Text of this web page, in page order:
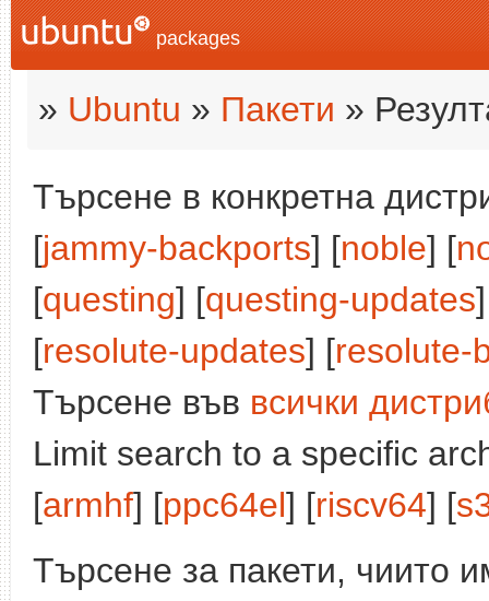
packages
» Ubuntu » Пакети »
Търсене в конкретна
[jammy-backports] [noble] [
[questing] [questing-updates
[resolute-updates] [resolute-
Търсене във всички
Limit search to a specific
[armhf] [ppc64el] [riscv64] [
Търсене за пакети, чиито